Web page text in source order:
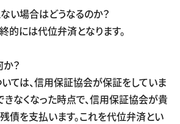
い場合はどうなるのか？
的には代位弁済となります。
？
いては、信用保証協会が保証をしていま
きなくなった時点で、信用保証協会が貴
債を支払います。これを代位弁済とい